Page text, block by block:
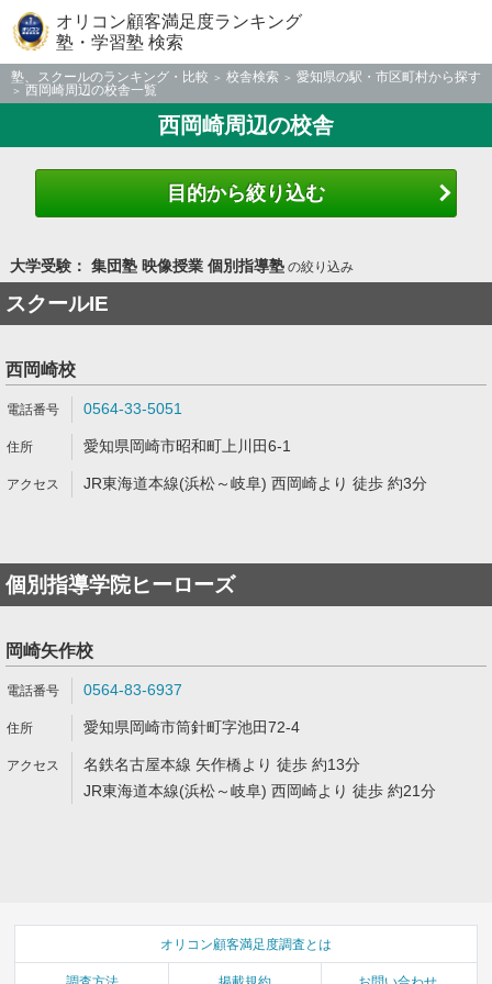
オリコン顧客満足度ランキング
塾・学習塾 検索
塾、スクールのランキング・比較 校舎検索
愛知県の駅・市区町村から探す
西岡崎周辺の校舎一覧
西岡崎周辺の校舎
目的から絞り込む
大学受験： 集団塾 映像授業 個別指導塾の絞り込み
スクールIE
西岡崎校
0564-33-5051
愛知県岡崎市昭和町上川田6-1
JR東海道本線(浜松～岐阜) 西岡崎より 徒歩 約3分
個別指導学院ヒーローズ
岡崎矢作校
0564-83-6937
愛知県岡崎市筒針町字池田72-4
名鉄名古屋本線 矢作橋より 徒歩 約13分
JR東海道本線(浜松～岐阜) 西岡崎より 徒歩 約21分
オリコン顧客満足度調査とは